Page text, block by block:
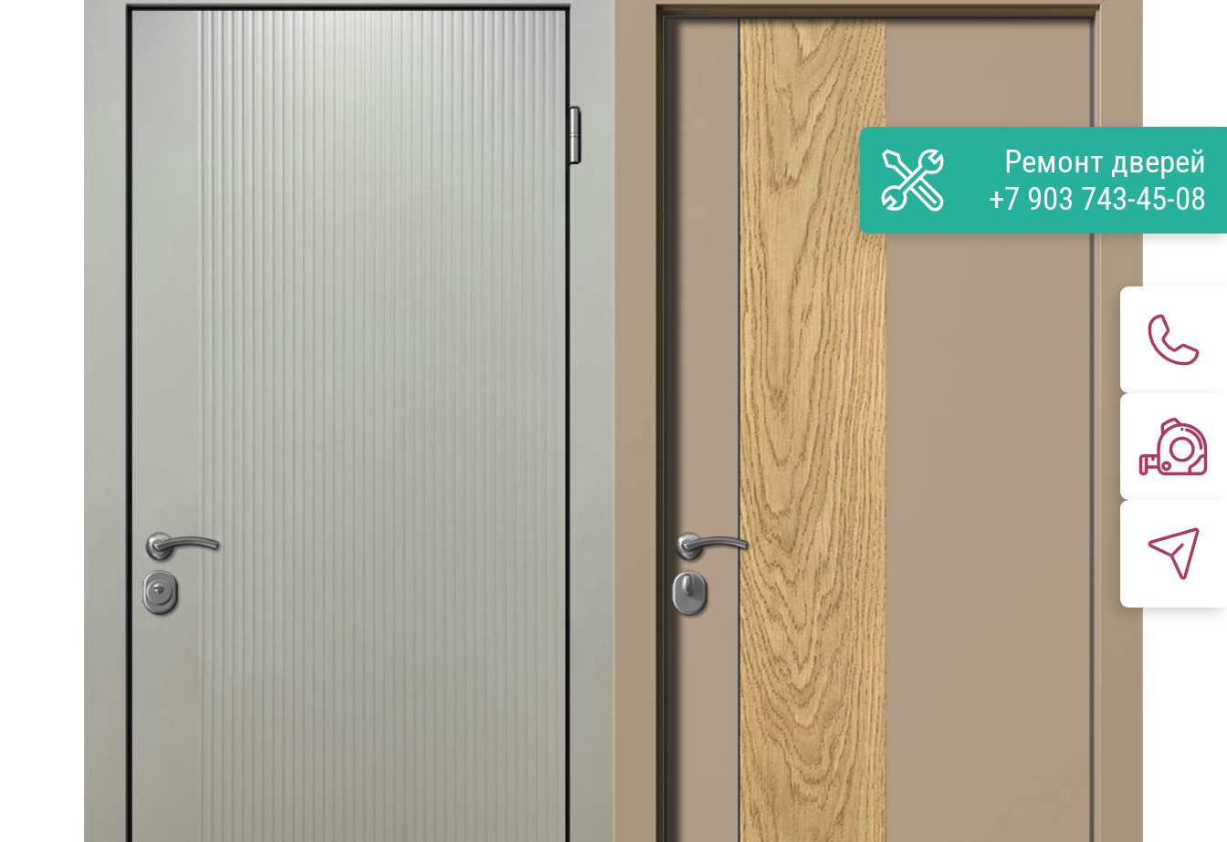
Ремонт дверей
+7 903 743-45-08